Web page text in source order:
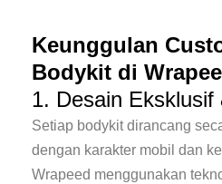
Keunggulan
Bodykit di
1. Desain Eksklusif
Setiap bodykit dirancang
dengan karakter mobil dan
Wrapeed menggunakan